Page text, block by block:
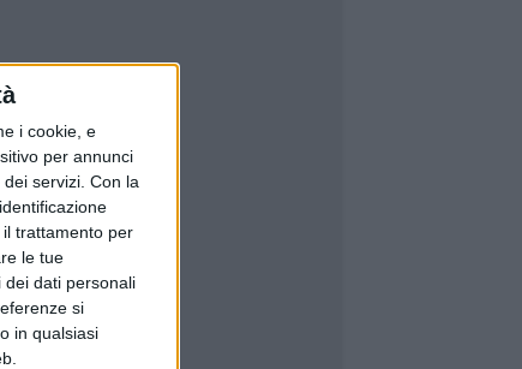
i cookie, e
per annunci
servizi. Con la
trattamento per
le tue
dei dati personali
si
in qualsiasi